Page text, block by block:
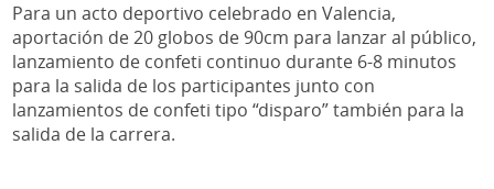
Para un acto deportivo celebrado en Valencia,
aportación de 20 globos de 90cm para lanzar al público,
lanzamiento de confeti continuo durante 6-8 minutos
para la salida de los participantes junto con
lanzamientos de confeti tipo “disparo” también para la
salida de la carrera.